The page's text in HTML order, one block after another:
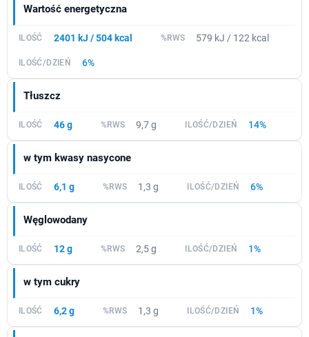
Wartość energetyczna
2401 kJ / 504 kcal 579 kJ / 122 kcal
6%
Tłuszcz
46 g 9,7 g 14%
w tym kwasy nasycone
6,1 g 1,3 g 6%
Węglowodany
12 g 2,5 g 1%
w tym cukry
6,2 g 1,3 g 1%